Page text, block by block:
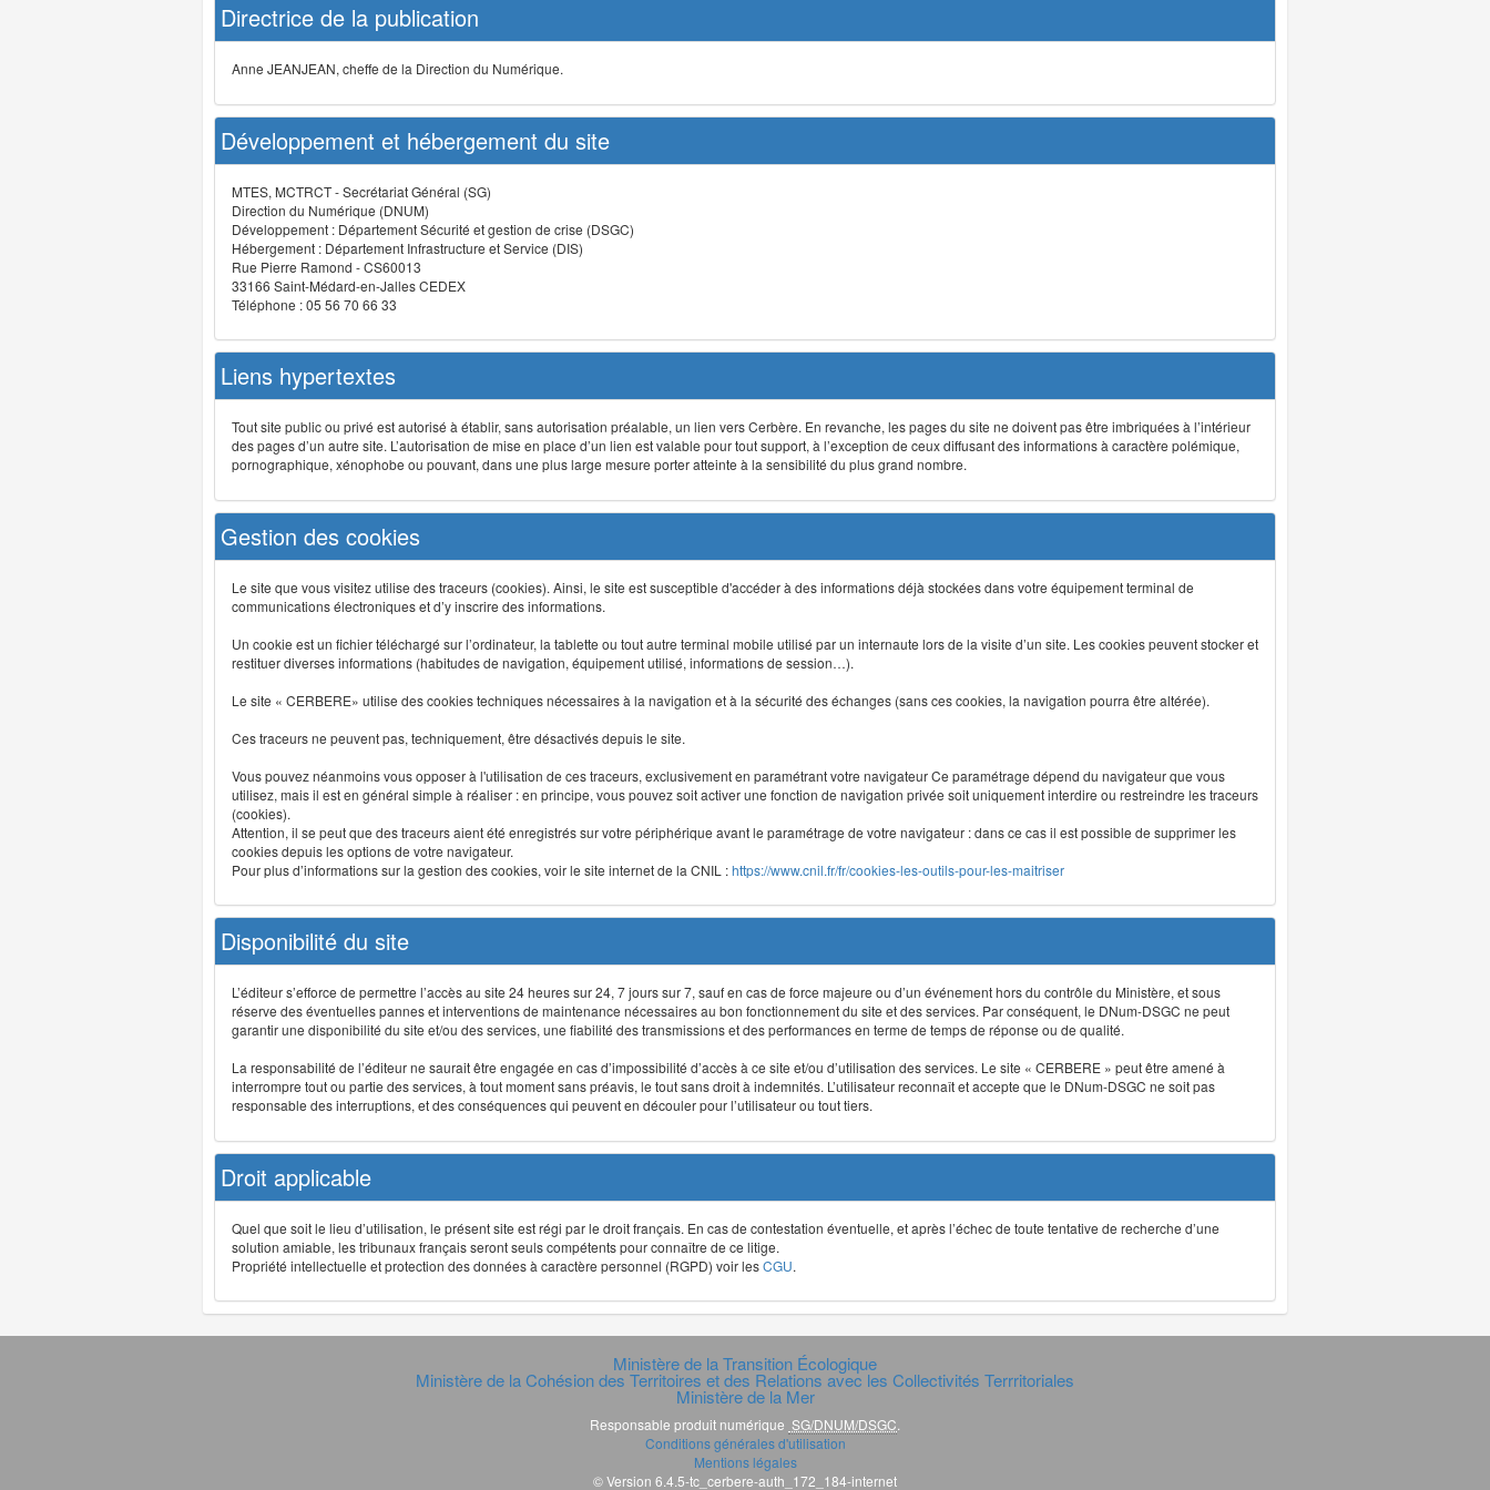
Directrice de la publication
Anne JEANJEAN, cheffe de la Direction du Numérique.
Développement et hébergement du site
MTES, MCTRCT - Secrétariat Général (SG)
Direction du Numérique (DNUM)
Développement : Département Sécurité et gestion de crise (DSGC)
Hébergement : Département Infrastructure et Service (DIS)
Rue Pierre Ramond - CS60013
33166 Saint-Médard-en-Jalles CEDEX
Téléphone : 05 56 70 66 33
Liens hypertextes
Tout site public ou privé est autorisé à établir, sans autorisation préalable, un lien vers Cerbère. En revanche, les pages du site ne doivent pas être imbriquées à l’intérieur
des pages d’un autre site. L’autorisation de mise en place d’un lien est valable pour tout support, à l’exception de ceux diffusant des informations à caractère polémique,
pornographique, xénophobe ou pouvant, dans une plus large mesure porter atteinte à la sensibilité du plus grand nombre.
Gestion des cookies
Le site que vous visitez utilise des traceurs (cookies). Ainsi, le site est susceptible d'accéder à des informations déjà stockées dans votre équipement terminal de
communications électroniques et d’y inscrire des informations.
Un cookie est un fichier téléchargé sur l’ordinateur, la tablette ou tout autre terminal mobile utilisé par un internaute lors de la visite d’un site. Les cookies peuvent stocker et
restituer diverses informations (habitudes de navigation, équipement utilisé, informations de session…).
Le site « CERBERE» utilise des cookies techniques nécessaires à la navigation et à la sécurité des échanges (sans ces cookies, la navigation pourra être altérée).
Ces traceurs ne peuvent pas, techniquement, être désactivés depuis le site.
Vous pouvez néanmoins vous opposer à l'utilisation de ces traceurs, exclusivement en paramétrant votre navigateur Ce paramétrage dépend du navigateur que vous
utilisez, mais il est en général simple à réaliser : en principe, vous pouvez soit activer une fonction de navigation privée soit uniquement interdire ou restreindre les traceurs
(cookies).
Attention, il se peut que des traceurs aient été enregistrés sur votre périphérique avant le paramétrage de votre navigateur : dans ce cas il est possible de supprimer les
cookies depuis les options de votre navigateur.
Pour plus d’informations sur la gestion des cookies, voir le site internet de la CNIL :https://www.cnil.fr/fr/cookies-les-outils-pour-les-maitriser
Disponibilité du site
L’éditeur s’efforce de permettre l’accès au site 24 heures sur 24, 7 jours sur 7, sauf en cas de force majeure ou d’un événement hors du contrôle du Ministère, et sous
réserve des éventuelles pannes et interventions de maintenance nécessaires au bon fonctionnement du site et des services. Par conséquent, le DNum-DSGC ne peut
garantir une disponibilité du site et/ou des services, une fiabilité des transmissions et des performances en terme de temps de réponse ou de qualité.
La responsabilité de l’éditeur ne saurait être engagée en cas d’impossibilité d’accès à ce site et/ou d’utilisation des services. Le site « CERBERE » peut être amené à
interrompre tout ou partie des services, à tout moment sans préavis, le tout sans droit à indemnités. L’utilisateur reconnaît et accepte que le DNum-DSGC ne soit pas
responsable des interruptions, et des conséquences qui peuvent en découler pour l’utilisateur ou tout tiers.
Droit applicable
Quel que soit le lieu d’utilisation, le présent site est régi par le droit français. En cas de contestation éventuelle, et après l’échec de toute tentative de recherche d’une
solution amiable, les tribunaux français seront seuls compétents pour connaître de ce litige.
Propriété intellectuelle et protection des données à caractère personnel (RGPD) voir lesCGU.
Ministère de la Transition Écologique
Ministère de la Cohésion des Territoires et des Relations avec les Collectivités Terrritoriales
Ministère de la Mer
Responsable produit numérique SG/DNUM/DSGC
Conditions générales d'utilisation
Mentions légales
© Version 6.4.5-tc_cerbere-auth_172_184-internet